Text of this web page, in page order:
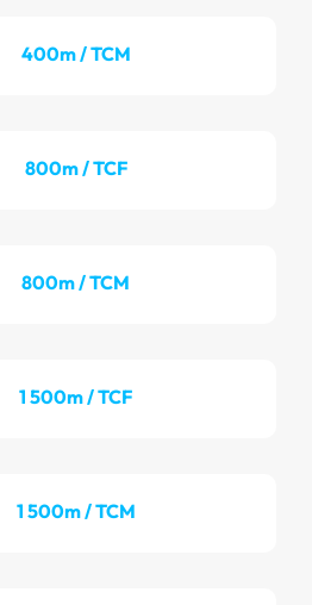
400m / TCM
800m / TCF
800m / TCM
1 500m / TCF
1 500m / TCM